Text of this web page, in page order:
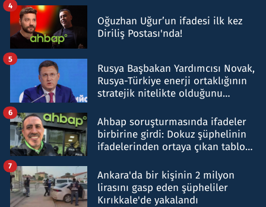
Oğuzhan Uğur’un ifadesi ilk kez
Diriliş Postası'nda!
4
Rusya Başbakan Yardımcısı Novak,
Rusya-Türkiye enerji ortaklığının
stratejik nitelikte olduğunu
5
Ahbap soruşturmasında ifadeler
birbirine girdi: Dokuz şüphelinin
ifadelerinden ortaya çıkan tablo
6
Ankara'da bir kişinin 2 milyon
lirasını gasp eden şüpheliler
Kırıkkale'de yakalandı
7